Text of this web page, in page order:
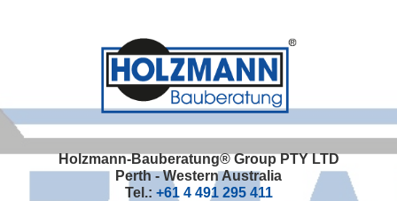
Holzmann-Bauberatung® Group PTY LTD
Perth - Western Australia
Tel.: +61 4 491 295 411